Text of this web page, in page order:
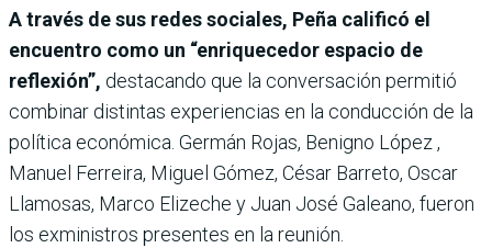
A través de sus redes sociales, Peña calificó el
encuentro como un “enriquecedor espacio de
reflexión”, destacando que la conversación permitió
combinar distintas experiencias en la conducción de la
política económica. Germán Rojas, Benigno López ,
Manuel Ferreira, Miguel Gómez, César Barreto, Oscar
Llamosas, Marco Elizeche y Juan José Galeano, fueron
los exministros presentes en la reunión.